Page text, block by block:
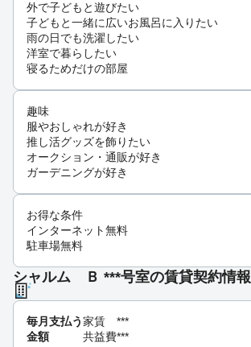
外で子どもと遊びたい
子どもと一緒に広いお風呂に入りたい
雨の日でも洗濯したい
洋室で暮らしたい
寝るためだけの部屋
趣味
服やおしゃれが好き
推し活グッズを飾りたい
オークション・通販が好き
ガーデニングが好き
お得な条件
インターネット無料
駐車場無料
シャルム Ｂ ***号室の賃貸契約情報
毎月支払う
金額
家賃
***
共益費***